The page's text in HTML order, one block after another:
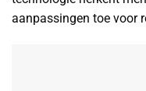
aanpassingen toe voor